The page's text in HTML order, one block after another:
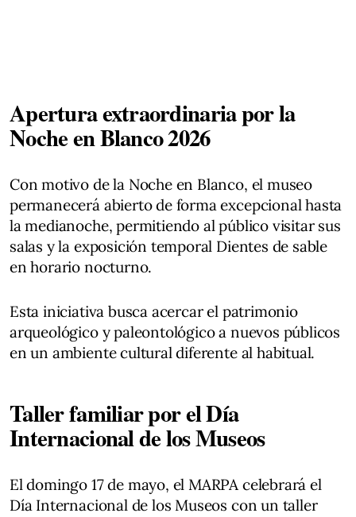
Apertura extraordinaria por la
Noche en Blanco 2026
Con motivo de la Noche en Blanco, el museo
permanecerá abierto de forma excepcional hasta
la medianoche, permitiendo al público visitar sus
salas y la exposición temporal Dientes de sable
en horario nocturno.
Esta iniciativa busca acercar el patrimonio
arqueológico y paleontológico a nuevos públicos
en un ambiente cultural diferente al habitual.
Taller familiar por el Día
Internacional de los Museos
El domingo 17 de mayo, el MARPA celebrará el
Día Internacional de los Museos con un taller